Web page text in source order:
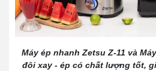
Máy ép nhanh Zetsu Z-11 và
đôi xay - ép có chất lượng tốt,